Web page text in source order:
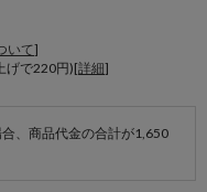
いて]
げで220円)[詳細]
、商品代金の合計が1,650